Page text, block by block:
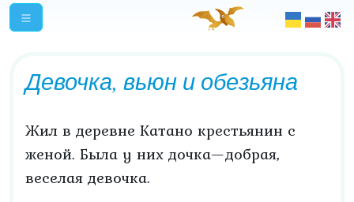
Девочка, вьюн и обезьяна
Жил в деревне Катано крестьянин с
женой. Была у них дочка—добрая,
веселая девочка.